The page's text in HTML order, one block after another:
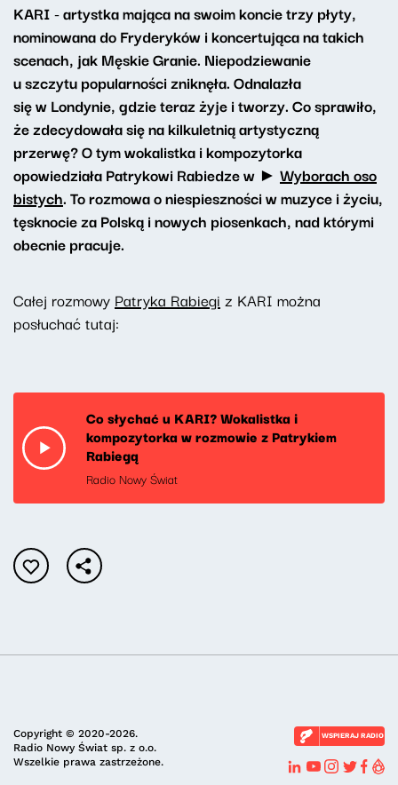
KARI - artystka mająca na swoim koncie trzy płyty,
nominowana do Fryderyków i koncertująca na takich
scenach, jak Męskie Granie. Niepodziewanie
u szczytu popularności zniknęła. Odnalazła
się w Londynie, gdzie teraz żyje i tworzy. Co sprawiło,
że zdecydowała się na kilkuletnią artystyczną
przerwę? O tym wokalistka i kompozytorka
opowiedziała Patrykowi Rabiedze w ► Wyborach oso
bistych. To rozmowa o niespieszności w muzyce i życiu,
tęsknocie za Polską i nowych piosenkach, nad którymi
obecnie pracuje.
Całej rozmowy Patryka Rabiegi z KARI można
posłuchać tutaj:
Co słychać u KARI? Wokalistka i
kompozytorka w rozmowie z Patrykiem
Rabiegą
Radio Nowy Świat
Copyright © 2020-2026.
Radio Nowy Świat sp. z o.o.
Wszelkie prawa zastrzeżone.
WSPIERAJ RADIO